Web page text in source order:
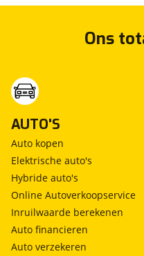
Ons
AUTO'S
Auto kopen
Elektrische auto's
Hybride auto's
Online Autoverkoopservice
Inruilwaarde berekenen
Auto financieren
Auto verzekeren